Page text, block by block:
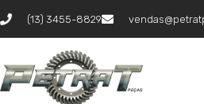
(13) 3455-8829